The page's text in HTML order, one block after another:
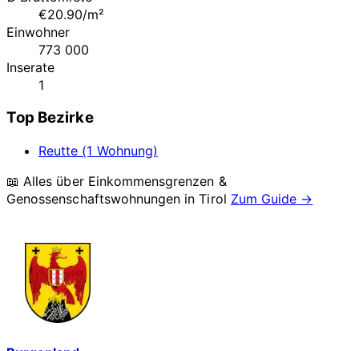
€20.90/m²
Einwohner
773 000
Inserate
1
Top Bezirke
Reutte (1 Wohnung)
📖 Alles über Einkommensgrenzen &
Genossenschaftswohnungen inTirol Zum Guide →